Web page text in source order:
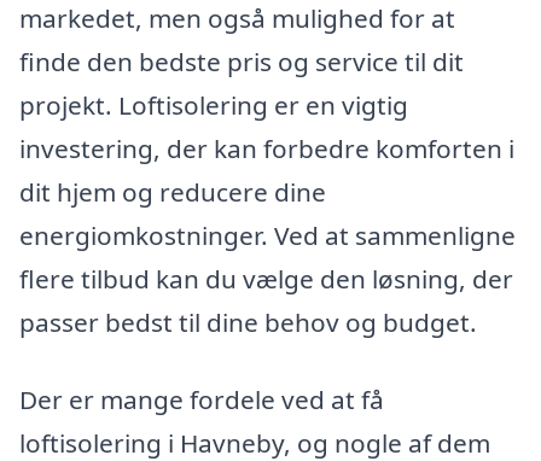
markedet, men også mulighed for at
finde den bedste pris og service til dit
projekt. Loftisolering er en vigtig
investering, der kan forbedre komforten i
dit hjem og reducere dine
energiomkostninger. Ved at sammenligne
flere tilbud kan du vælge den løsning, der
passer bedst til dine behov og budget.
Der er mange fordele ved at få
loftisolering i Havneby, og nogle af dem